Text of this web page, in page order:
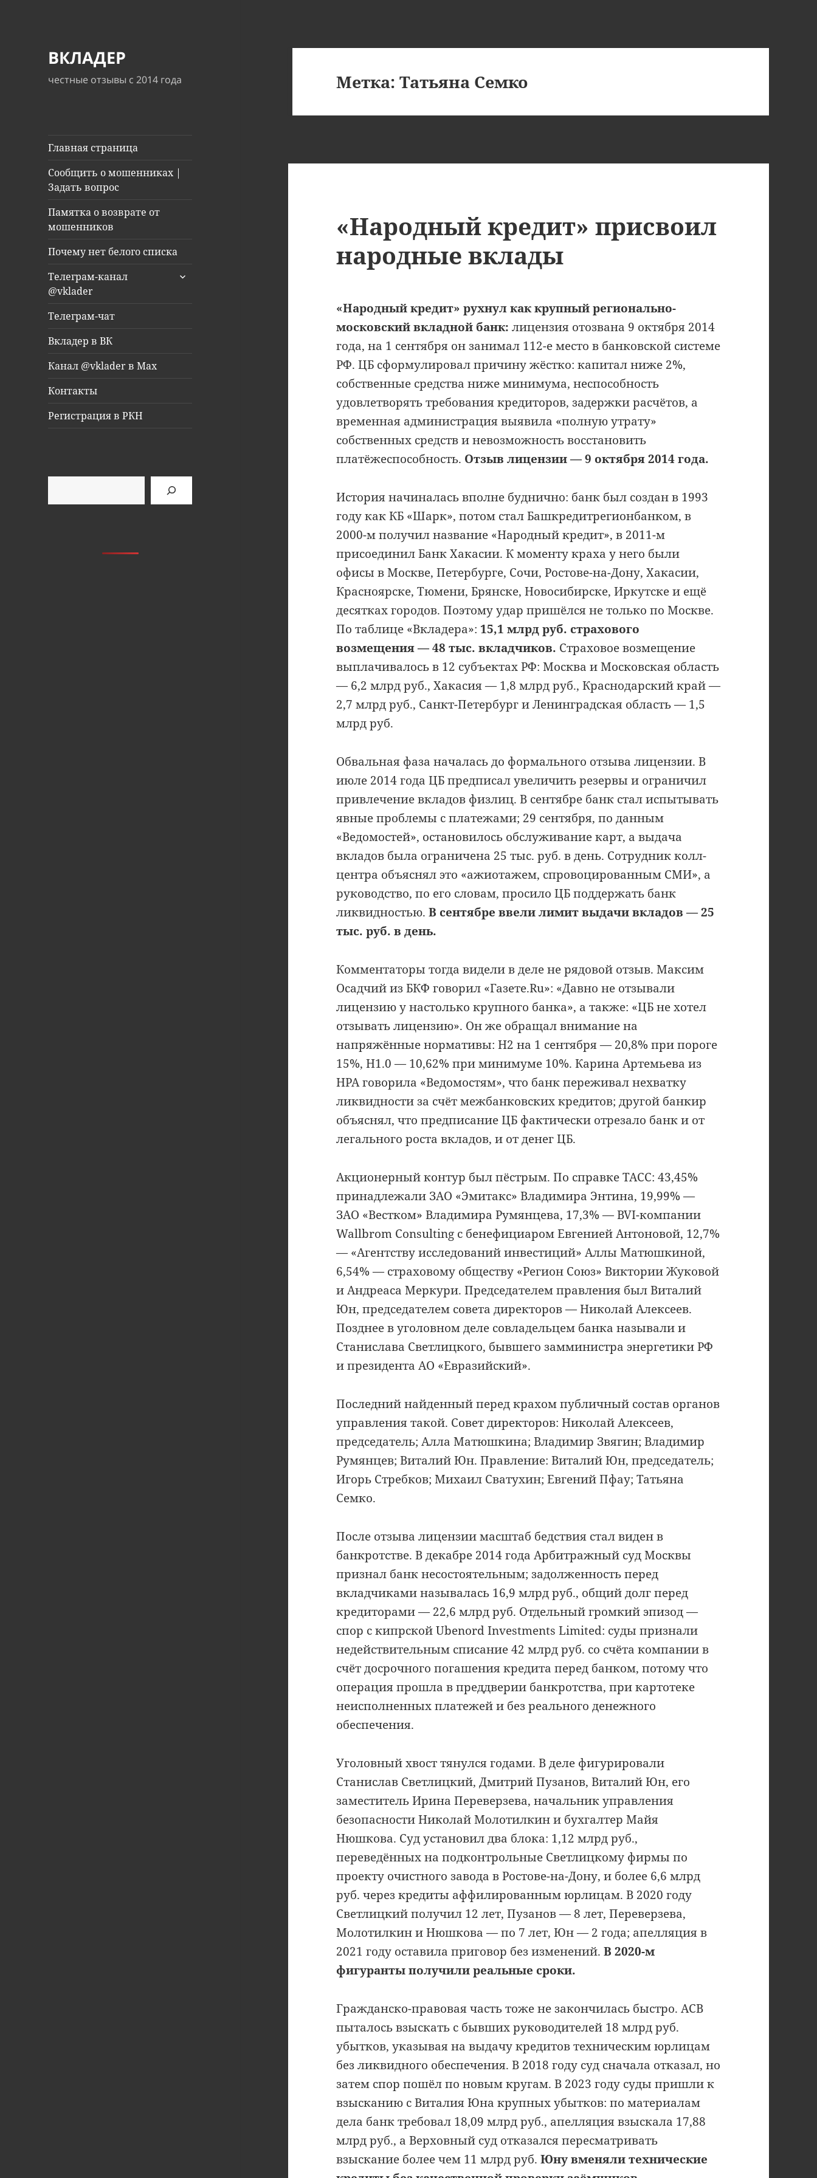
ВКЛАДЕР
честные отзывы с 2014 года
Главная страница
Сообщить о мошенниках |
Задать вопрос
Памятка о возврате от
мошенников
Почему нет белого списка
Телеграм-канал
@vklader
раскрыть
Телеграм-чат
Вкладер в ВК
Канал @vklader в Max
Контакты
Регистрация в РКН
Метка:Татьяна Семко
«Народный кредит» присвоил
народные вклады
«Народный кредит» рухнул как крупный регионально-
московский вкладной банк: лицензия отозвана 9 октября 2014
года, на 1 сентября он занимал 112-е место в банковской системе
РФ. ЦБ сформулировал причину жёстко: капитал ниже 2%,
собственные средства ниже минимума, неспособность
удовлетворять требования кредиторов, задержки расчётов, а
временная администрация выявила «полную утрату»
собственных средств и невозможность восстановить
платёжеспособность. Отзыв лицензии — 9 октября 2014 года.
История начиналась вполне буднично: банк был создан в 1993
году как КБ «Шарк», потом стал Башкредитрегионбанком, в
2000-м получил название «Народный кредит», в 2011-м
присоединил Банк Хакасии. К моменту краха у него были
офисы в Москве, Петербурге, Сочи, Ростове-на-Дону, Хакасии,
Красноярске, Тюмени, Брянске, Новосибирске, Иркутске и ещё
десятках городов. Поэтому удар пришёлся не только по Москве.
По таблице «Вкладера»: 15,1 млрд руб. страхового
возмещения — 48 тыс. вкладчиков. Страховое возмещение
выплачивалось в 12 субъектах РФ: Москва и Московская область
— 6,2 млрд руб., Хакасия — 1,8 млрд руб., Краснодарский край —
2,7 млрд руб., Санкт-Петербург и Ленинградская область — 1,5
млрд руб.
Обвальная фаза началась до формального отзыва лицензии. В
июле 2014 года ЦБ предписал увеличить резервы и ограничил
привлечение вкладов физлиц. В сентябре банк стал испытывать
явные проблемы с платежами; 29 сентября, по данным
«Ведомостей», остановилось обслуживание карт, а выдача
вкладов была ограничена 25 тыс. руб. в день. Сотрудник колл-
центра объяснял это «ажиотажем, спровоцированным СМИ», а
руководство, по его словам, просило ЦБ поддержать банк
ликвидностью.В сентябре ввели лимит выдачи вкладов — 25
тыс. руб. в день.
Комментаторы тогда видели в деле не рядовой отзыв. Максим
Осадчий из БКФ говорил «Газете.Ru»: «Давно не отзывали
лицензию у настолько крупного банка», а также: «ЦБ не хотел
отзывать лицензию». Он же обращал внимание на
напряжённые нормативы: Н2 на 1 сентября — 20,8% при пороге
15%, Н1.0 — 10,62% при минимуме 10%. Карина Артемьева из
НРА говорила «Ведомостям», что банк переживал нехватку
ликвидности за счёт межбанковских кредитов; другой банкир
объяснял, что предписание ЦБ фактически отрезало банк и от
легального роста вкладов, и от денег ЦБ.
Акционерный контур был пёстрым. По справке ТАСС: 43,45%
принадлежали ЗАО «Эмитакс» Владимира Энтина, 19,99% —
ЗАО «Вестком» Владимира Румянцева, 17,3% — BVI-компании
Wallbrom Consulting с бенефициаром Евгенией Антоновой, 12,7%
— «Агентству исследований инвестиций» Аллы Матюшкиной,
6,54% — страховому обществу «Регион Союз» Виктории Жуковой
и Андреаса Меркури. Председателем правления был Виталий
Юн, председателем совета директоров — Николай Алексеев.
Позднее в уголовном деле совладельцем банка называли и
Станислава Светлицкого, бывшего замминистра энергетики РФ
и президента АО «Евразийский».
Последний найденный перед крахом публичный состав органов
управления такой. Совет директоров: Николай Алексеев,
председатель; Алла Матюшкина; Владимир Звягин; Владимир
Румянцев; Виталий Юн. Правление: Виталий Юн, председатель;
Игорь Стребков; Михаил Сватухин; Евгений Пфау; Татьяна
Семко.
После отзыва лицензии масштаб бедствия стал виден в
банкротстве. В декабре 2014 года Арбитражный суд Москвы
признал банк несостоятельным; задолженность перед
вкладчиками называлась 16,9 млрд руб., общий долг перед
кредиторами — 22,6 млрд руб. Отдельный громкий эпизод —
спор с кипрской Ubenord Investments Limited: суды признали
недействительным списание 42 млрд руб. со счёта компании в
счёт досрочного погашения кредита перед банком, потому что
операция прошла в преддверии банкротства, при картотеке
неисполненных платежей и без реального денежного
обеспечения.
Уголовный хвост тянулся годами. В деле фигурировали
Станислав Светлицкий, Дмитрий Пузанов, Виталий Юн, его
заместитель Ирина Переверзева, начальник управления
безопасности Николай Молотилкин и бухгалтер Майя
Нюшкова. Суд установил два блока: 1,12 млрд руб.,
переведённых на подконтрольные Светлицкому фирмы по
проекту очистного завода в Ростове-на-Дону, и более 6,6 млрд
руб. через кредиты аффилированным юрлицам. В 2020 году
Светлицкий получил 12 лет, Пузанов — 8 лет, Переверзева,
Молотилкин и Нюшкова — по 7 лет, Юн — 2 года; апелляция в
2021 году оставила приговор без изменений.В 2020-м
фигуранты получили реальные сроки.
Гражданско-правовая часть тоже не закончилась быстро. АСВ
пыталось взыскать с бывших руководителей 18 млрд руб.
убытков, указывая на выдачу кредитов техническим юрлицам
без ликвидного обеспечения. В 2018 году суд сначала отказал, но
затем спор пошёл по новым кругам. В 2023 году суды пришли к
взысканию с Виталия Юна крупных убытков: по материалам
дела банк требовал 18,09 млрд руб., апелляция взыскала 17,88
млрд руб., а Верховный суд отказался пересматривать
взыскание более чем 11 млрд руб.Юну вменяли технические